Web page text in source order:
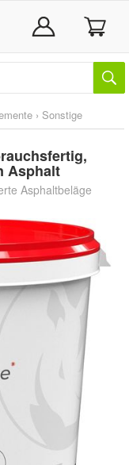
› Sonstige
Asphalt
Asphaltbeläge